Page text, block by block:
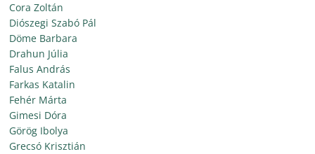
Cora Zoltán
Diószegi Szabó Pál
Döme Barbara
Drahun Júlia
Falus András
Farkas Katalin
Fehér Márta
Gimesi Dóra
Görög Ibolya
Grecsó Krisztián